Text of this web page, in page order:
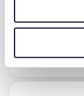
4. Inicio
5. Visitas